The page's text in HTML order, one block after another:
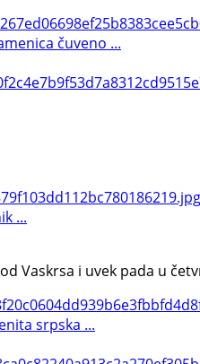
čuveno ...
...
Vaskrsa i uvek pada u
srpska ...